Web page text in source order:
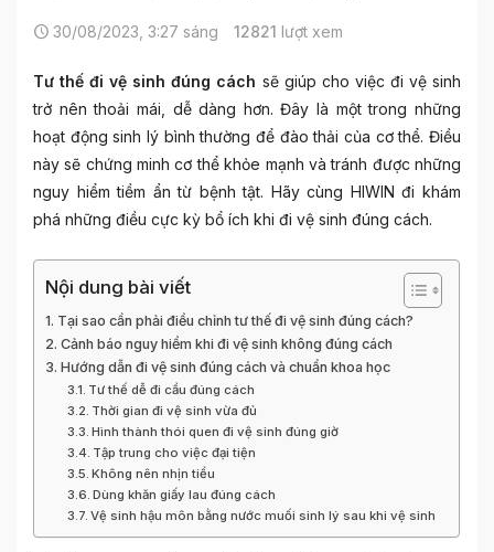
30/08/2023, 3:27 sáng 12821 lượt xem
Tư thế đi vệ sinh đúng cách sẽ giúp cho việc đi vệ sinh
trở nên thoải mái, dễ dàng hơn. Đây là một trong những
hoạt động sinh lý bình thường để đào thải của cơ thể. Điều
này sẽ chứng minh cơ thể khỏe mạnh và tránh được những
nguy hiểm tiềm ẩn từ bệnh tật. Hãy cùng HIWIN đi khám
phá những điều cực kỳ bổ ích khi đi vệ sinh đúng cách.
Nội dung bài viết
Tại sao cần phải điều chỉnh tư thế đi vệ sinh đúng cách?
Cảnh báo nguy hiểm khi đi vệ sinh không đúng cách
Hướng dẫn đi vệ sinh đúng cách và chuẩn khoa học
Tư thế dễ đi cầu đúng cách
Thời gian đi vệ sinh vừa đủ
Hình thành thói quen đi vệ sinh đúng giờ
Tập trung cho việc đại tiện
Không nên nhịn tiểu
Dùng khăn giấy lau đúng cách
Vệ sinh hậu môn bằng nước muối sinh lý sau khi vệ sinh